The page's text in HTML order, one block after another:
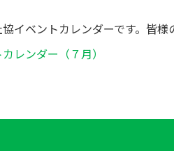
イベントカレンダーです。皆様
レンダー（７月）